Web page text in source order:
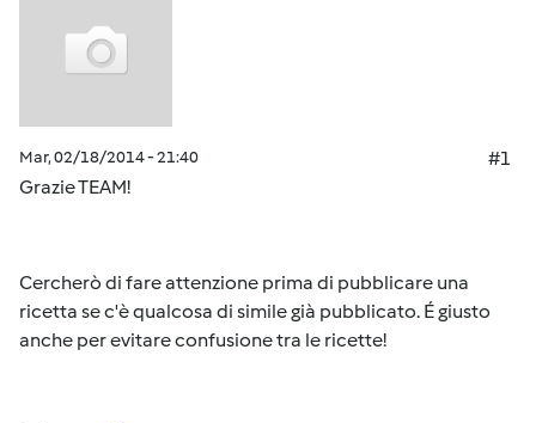
Mar, 02/18/2014 - 21:40
#1
Grazie TEAM!
Cercherò di fare attenzione prima di pubblicare una
ricetta se c'è qualcosa di simile già pubblicato. É giusto
anche per evitare confusione tra le ricette!